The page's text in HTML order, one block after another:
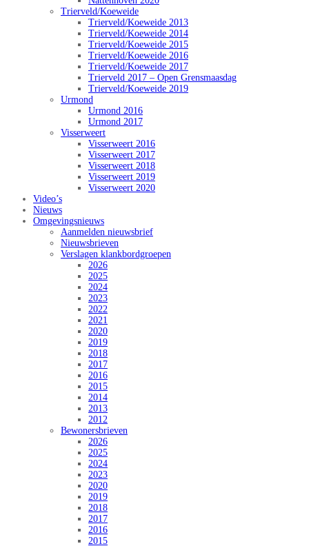
Trierveld/Koeweide
Trierveld/Koeweide 2013
Trierveld/Koeweide 2014
Trierveld/Koeweide 2015
Trierveld/Koeweide 2016
Trierveld/Koeweide 2017
Trierveld 2017 – Open Grensmaasdag
Trierveld/Koeweide 2019
Urmond
Urmond 2016
Urmond 2017
Visserweert
Visserweert 2016
Visserweert 2017
Visserweert 2018
Visserweert 2019
Visserweert 2020
Video’s
Nieuws
Omgevingsnieuws
Aanmelden nieuwsbrief
Nieuwsbrieven
Verslagen klankbordgroepen
2026
2025
2024
2023
2022
2021
2020
2019
2018
2017
2016
2015
2014
2013
2012
Bewonersbrieven
2026
2025
2024
2023
2020
2019
2018
2017
2016
2015